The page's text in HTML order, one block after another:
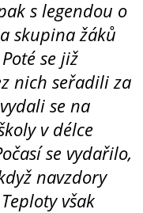
s legendou o
skupina žáků
se již
nich seřadili za
se na
v délce
se vydařilo,
navzdory
však